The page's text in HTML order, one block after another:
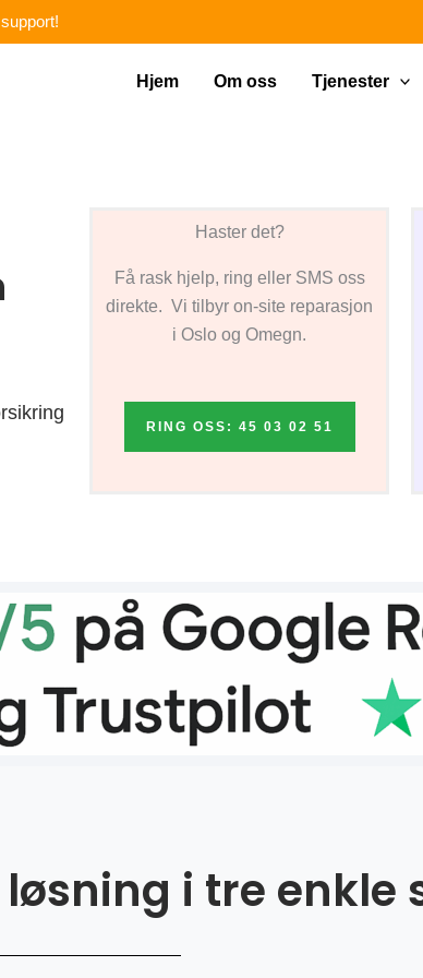
Hjem Om oss Tjenester
Haster det?
Få rask hjelp, ring eller SMS oss
direkte. Vi tilbyr on-site reparasjon
i Oslo og Omegn.
RING OSS: 45 03 02 51
i tre enkle